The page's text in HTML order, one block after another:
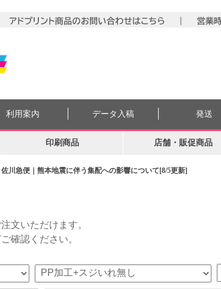
佐川急便｜熊本地震に伴う集配への影響について[8/5更新]
利用案内 データ入稿 発送
印刷商品 店舗・販促商品
文いただけます。
確認ください。